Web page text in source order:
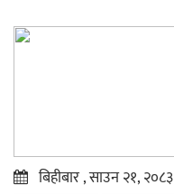
बिहीबार , साउन २१, २०८३